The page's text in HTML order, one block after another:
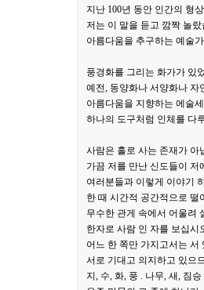
지난 100년 동안 인간의 형
저는 이 말을 듣고 깜짝 놀
아름다움을 추구하는 예술
풍경화를 그리는 화가가 있
예전, 동양화나 서양화나 자
아름다움을 지향하는 에술
하나의 도구처럼 인체를 다
사람은 홀로 사는 존재가 아
가끔 저를 만난 신도들이
여러분들과 이렇게 이야기
한 때 시간적 공간적으로 떨
무수한 관게 속에서 어울려
한자로 사람 인 자를 보십시
어느 한 쪽만 가지고서는 서
서로 기대고 의지하고 있으
지, 수, 화, 풍 . 나무, 새, 짐